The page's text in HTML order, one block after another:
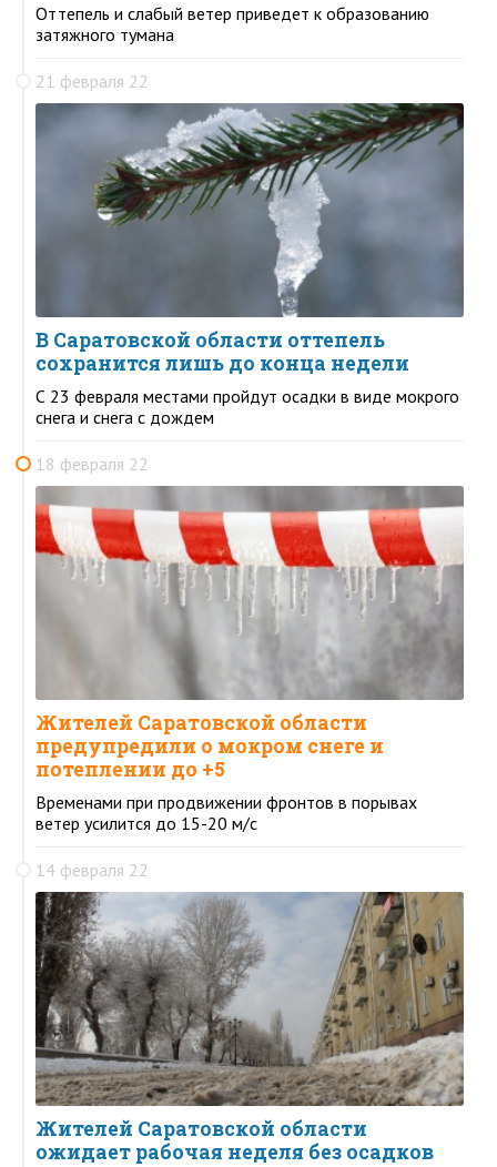
Оттепель и слабый ветер приведет к образованию
затяжного тумана
21 февраля 22
В Саратовской области оттепель
сохранится лишь до конца недели
С 23 февраля местами пройдут осадки в виде мокрого
снега и снега с дождем
18 февраля 22
Жителей Саратовской области
предупредили о мокром снеге и
потеплении до +5
Временами при продвижении фронтов в порывах
ветер усилится до 15-20 м/с
14 февраля 22
Жителей Саратовской области
ожидает рабочая неделя без осадков